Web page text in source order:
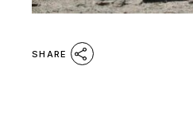
SHARE